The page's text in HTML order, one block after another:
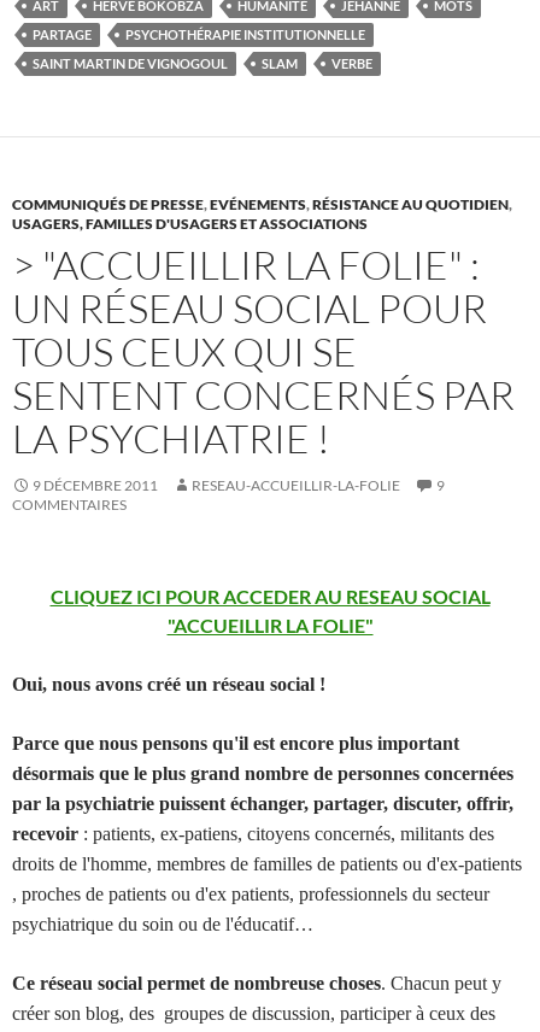
b
o
o
k
e
r
ART HERVÉ BOKOBZA HUMANITÉ JEHANNE
MOTS
PARTAGE
PSYCHOTHÉRAPIE INSTITUTIONNELLE
SAINT MARTIN DE VIGNOGOUL
SLAM VERBE
COMMUNIQUÉS DE PRESSE,EVÉNEMENTS,RÉSISTANCE AU QUOTIDIEN,
USAGERS, FAMILLES D'USAGERS ET ASSOCIATIONS
> "ACCUEILLIR LA FOLIE" :
UN RÉSEAU SOCIAL POUR
TOUS CEUX QUI SE
SENTENT CONCERNÉS PAR
LA PSYCHIATRIE !
9 DÉCEMBRE 2011 RESEAU-ACCUEILLIR-LA-FOLIE
9
COMMENTAIRES
CLIQUEZ ICI POUR ACCEDER AU RESEAU SOCIAL
"ACCUEILLIR LA FOLIE"
Oui, nous avons créé un réseau social !
Parce que nous pensons qu'il est encore plus important
désormais que le plus grand nombre de personnes concernées
par la psychiatrie puissent échanger, partager, discuter, offrir,
recevoir : patients, ex-patiens, citoyens concernés, militants des
droits de l'homme, membres de familles de patients ou d'ex-patients
, proches de patients ou d'ex patients, professionnels du secteur
psychiatrique du soin ou de l'éducatif…
Ce réseau social permet de nombreuse choses. Chacun peut y
créer son blog, des groupes de discussion, participer à ceux des